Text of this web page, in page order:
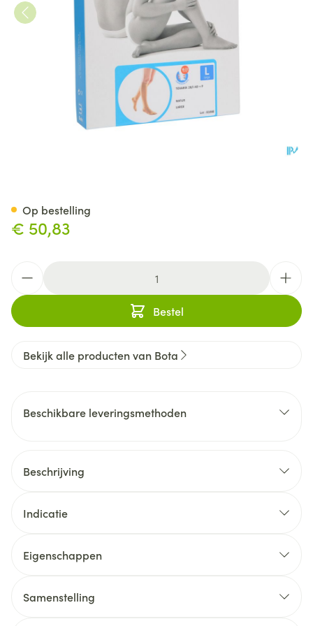
€ 50,83
Bestel
Op bestelling
Bekijk alle producten van Bota
Beschikbare leveringsmethoden
Beschrijving
Indicatie
Eigenschappen
Samenstelling